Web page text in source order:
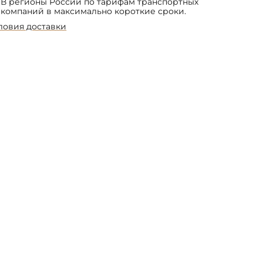
компаний в максимально короткие сроки.
доставки